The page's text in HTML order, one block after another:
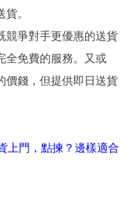
。
競爭對手更優惠的送貨
全免費的服務。又或
價錢，但提供即日送貨
上門，點揀？邊樣適合